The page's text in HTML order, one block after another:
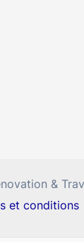
&
et conditions